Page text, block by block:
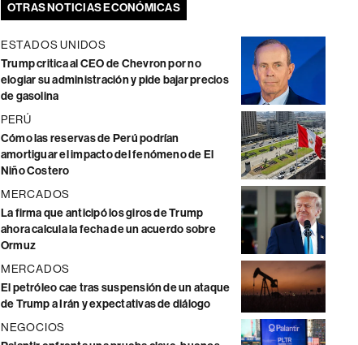
OTRAS NOTICIAS ECONÓMICAS
ESTADOS UNIDOS
Trump critica al CEO de Chevron por no
elogiar su administración y pide bajar precios
de gasolina
PERÚ
Cómo las reservas de Perú podrían
amortiguar el impacto del fenómeno de El
Niño Costero
MERCADOS
La firma que anticipó los giros de Trump
ahora calcula la fecha de un acuerdo sobre
Ormuz
MERCADOS
El petróleo cae tras suspensión de un ataque
de Trump a Irán y expectativas de diálogo
NEGOCIOS